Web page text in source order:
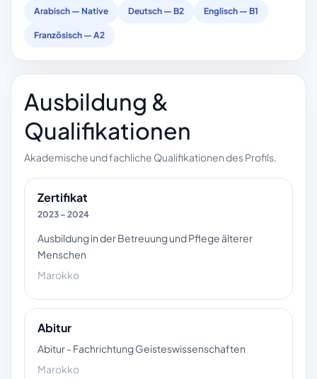
Arabisch — Native Deutsch — B2 Englisch — B1
Französisch — A2
Ausbildung &
Qualifikationen
Akademische und fachliche Qualifikationen des Profils.
Zertifikat
2023 – 2024
Ausbildung in der Betreuung und Pflege älterer
Menschen
Marokko
Abitur
Abitur - Fachrichtung Geisteswissenschaften
Marokko